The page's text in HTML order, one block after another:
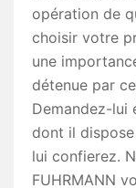
opération de
choisir votre
une
détenue par
Demandez-lui
dont il
lui confierez.
FUHRMANN